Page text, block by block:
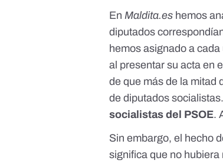
En Maldita.es hemos
diputados
hemos asignado a
al presentar su acta en
de que más de la mitad
de diputados
socialistas del PSOE.
Sin embargo, el hecho
significa que no